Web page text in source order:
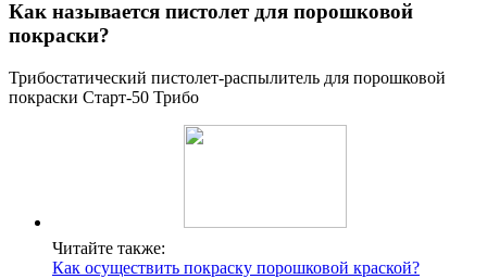
Как называется пистолет для порошковой
покраски?
Трибостатический пистолет-распылитель для порошковой
покраски Старт-50 Трибо
Читайте также:
Как осуществить покраску порошковой краской?